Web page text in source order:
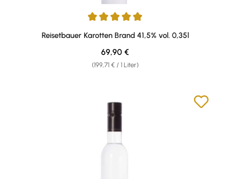
Durchschnittliche Bewertung von 4.93 von 5 Sternen
Reisetbauer Karotten Brand 41,5% vol. 0,35l
(199,71 € / 1 Liter)
Regulärer Preis:
69,90 €